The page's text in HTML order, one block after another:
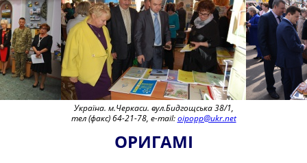
Україна. м.Черкаси. вул.Бидгощська 38/1,
тел (факс) 64-21-78, e-mail:oipopp@ukr.net
ОРИГАМІ